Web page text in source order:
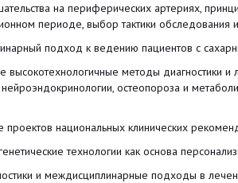
на периферических артериях,
периоде, выбор тактики обследования
подход к ведению пациентов с
методы диагностики и
остеопороза и
национальных клинических
технологии как основа
и междисциплинарные подходы в